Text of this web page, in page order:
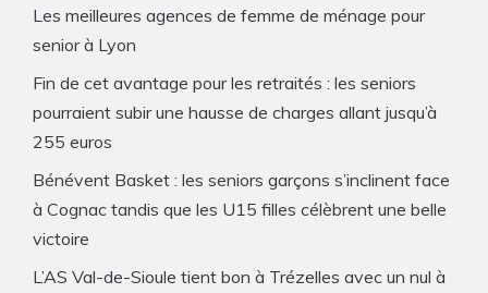
Les meilleures agences de femme de ménage pour
senior à Lyon
Fin de cet avantage pour les retraités : les seniors
pourraient subir une hausse de charges allant jusqu’à
255 euros
Bénévent Basket : les seniors garçons s’inclinent face
à Cognac tandis que les U15 filles célèbrent une belle
victoire
L’AS Val-de-Sioule tient bon à Trézelles avec un nul à